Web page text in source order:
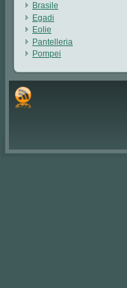
Brasile
Egadi
Eolie
Pantelleria
Pompei